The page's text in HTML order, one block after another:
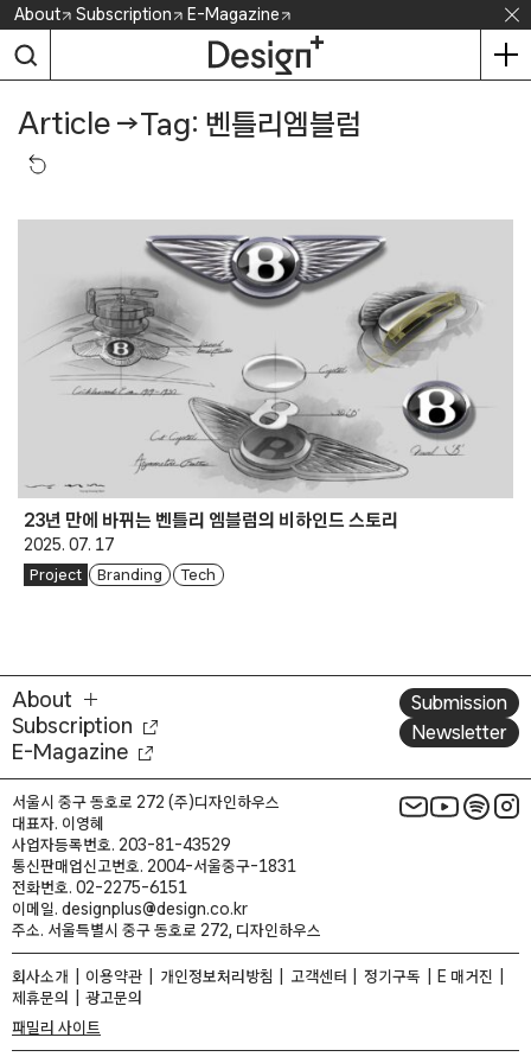
Skip
content
About Subscription E-Magazine
Article →Tag: 벤틀리엠블럼
23년 만에 바뀌는 벤틀리 엠블럼의 비하인드 스토리
2025. 07. 17
Project Branding Tech
About
Subscription
E-Magazine
Submission
Newsletter
서울시 중구 동호로 272 (주)디자인하우스
대표자. 이영혜
사업자등록번호. 203-81-43529
통신판매업신고번호. 2004-서울중구-1831
전화번호. 02-2275-6151
이메일. designplus@design.co.kr
주소. 서울특별시 중구 동호로 272, 디자인하우스
회사소개 이용약관 개인정보처리방침 고객센터 정기구독
E 매거진
제휴문의
광고문의
패밀리 사이트